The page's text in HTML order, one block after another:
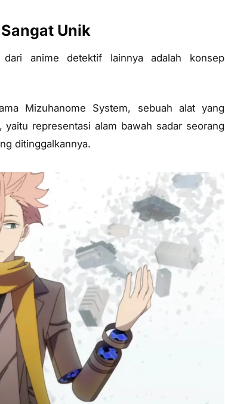
Unik
anime detektif lainnya adalah konsep
Mizuhanome System, sebuah alat yang
representasi alam bawah sadar seorang
ditinggalkannya.